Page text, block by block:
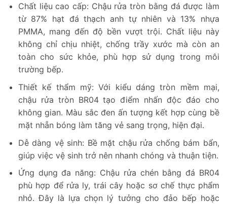
Chất liệu cao cấp: Chậu rửa tròn bằng đá được làm
từ 87% hạt đá thạch anh tự nhiên và 13% nhựa
PMMA, mang đến độ bền vượt trội. Chất liệu này
không chỉ chịu nhiệt, chống trầy xước mà còn an
toàn cho sức khỏe, phù hợp sử dụng trong môi
trường bếp.
Thiết kế thẩm mỹ: Với kiểu dáng tròn mềm mại,
chậu rửa tròn BR04 tạo điểm nhấn độc đáo cho
không gian. Màu sắc đen ấn tượng kết hợp cùng bề
mặt nhẵn bóng làm tăng vẻ sang trọng, hiện đại.
Dễ dàng vệ sinh: Bề mặt chậu rửa chống bám bẩn,
giúp việc vệ sinh trở nên nhanh chóng và thuận tiện.
Ứng dụng đa năng: Chậu rửa chén bằng đá BR04
phù hợp để rửa ly, trái cây hoặc sơ chế thực phẩm
nhỏ. Đây là lựa chọn lý tưởng cho đảo bếp hoặc